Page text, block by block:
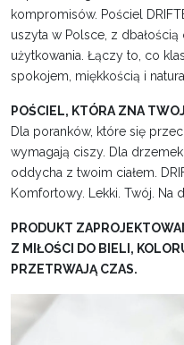
kompromisów. Pościel
uszyta w Polsce, z
użytkowania. Łączy to, co
spokojem, miękkością i
POŚCIEL, KTÓRA ZNA
Dla poranków, które się
wymagają ciszy. Dla
oddycha z twoim ciałem.
Komfortowy. Lekki. Twój. Na
PRODUKT
Z MIŁOŚCI DO BIELI,
PRZETRWAJĄ CZAS.